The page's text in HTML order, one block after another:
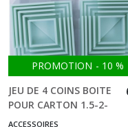
PROMOTION - 10 %
JEU DE 4 COINS BOITE
POUR CARTON 1.5-2-
2.5 ET 3MM. ARTIS
ACCESSOIRES